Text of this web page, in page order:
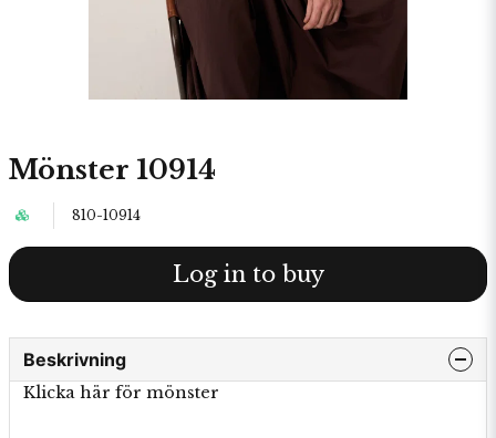
Mönster 10914
810-10914
Log in to buy
Beskrivning
Klicka här för mönster